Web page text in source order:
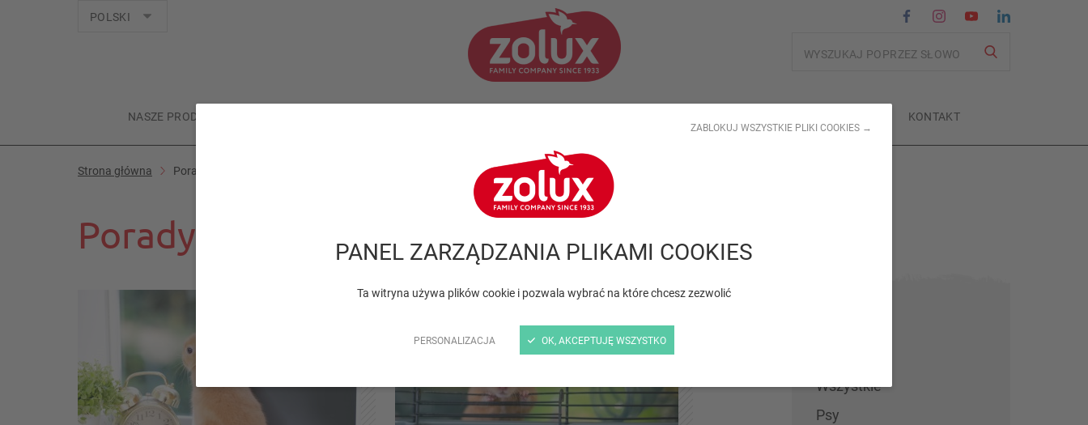
PANEL ZARZĄDZANIA PLIKAMI COOKIES
Ta witryna używa plików cookie i pozwala wybrać na które chcesz zezwolić
PERSONALIZACJA
ZABLOKUJ WSZYSTKIE PLIKI COOKIES →
OK, AKCEPTUJĘ WSZYSTKO
NASZE PRODUKTY KONTAKT
Języki
POLSKI
Strona główna Porady specjalistów
Porady specjalistów
Wszystkie
Psy